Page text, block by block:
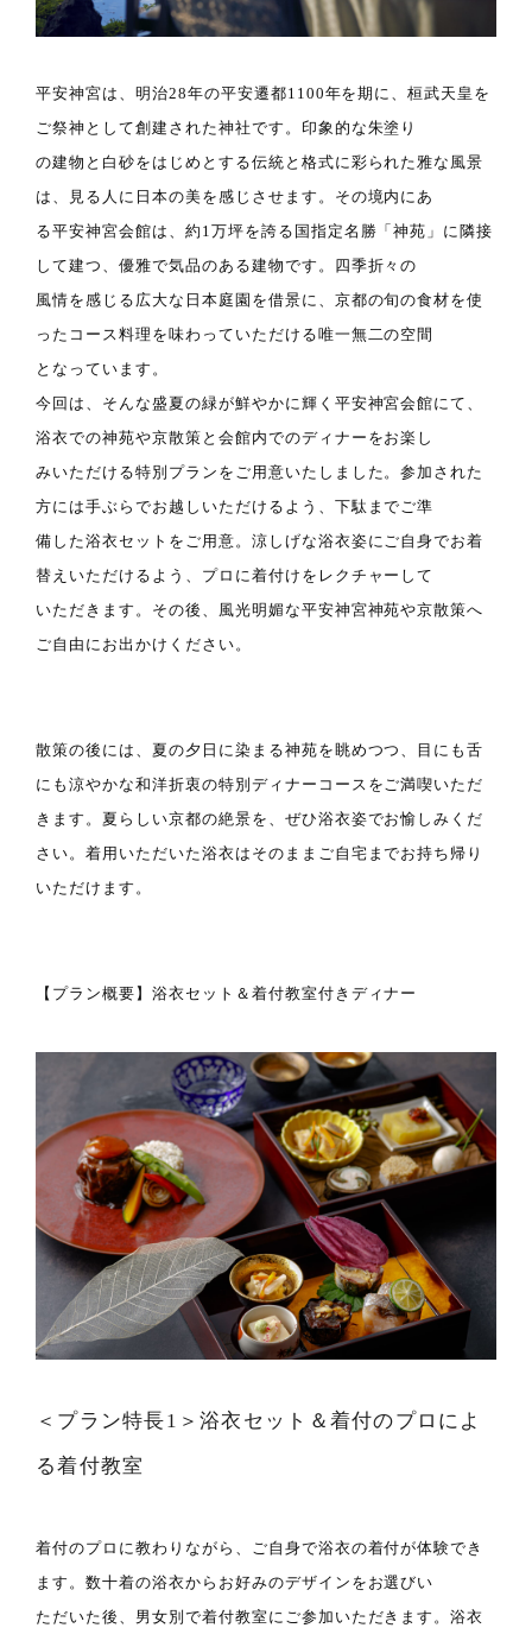
平安神宮は、明治28年の平安遷都1100年を期に、桓武天皇を
ご祭神として創建された神社です。印象的な朱塗り
の建物と白砂をはじめとする伝統と格式に彩られた雅な風景
は、見る人に日本の美を感じさせます。その境内にあ
る平安神宮会館は、約1万坪を誇る国指定名勝「神苑」に隣接
して建つ、優雅で気品のある建物です。四季折々の
風情を感じる広大な日本庭園を借景に、京都の旬の食材を使
ったコース料理を味わっていただける唯一無二の空間
となっています。
今回は、そんな盛夏の緑が鮮やかに輝く平安神宮会館にて、
浴衣での神苑や京散策と会館内でのディナーをお楽し
みいただける特別プランをご用意いたしました。参加された
方には手ぶらでお越しいただけるよう、下駄までご準
備した浴衣セットをご用意。涼しげな浴衣姿にご自身でお着
替えいただけるよう、プロに着付けをレクチャーして
いただきます。その後、風光明媚な平安神宮神苑や京散策へ
ご自由にお出かけください。
散策の後には、夏の夕日に染まる神苑を眺めつつ、目にも舌
にも涼やかな和洋折衷の特別ディナーコースをご満喫いただ
きます。夏らしい京都の絶景を、ぜひ浴衣姿でお愉しみくだ
さい。着用いただいた浴衣はそのままご自宅までお持ち帰り
いただけます。
【プラン概要】浴衣セット＆着付教室付きディナー
＜プラン特長1＞浴衣セット＆着付のプロによ
る着付教室
着付のプロに教わりながら、ご自身で浴衣の着付が体験でき
ます。数十着の浴衣からお好みのデザインをお選びい
ただいた後、男女別で着付教室にご参加いただきます。浴衣